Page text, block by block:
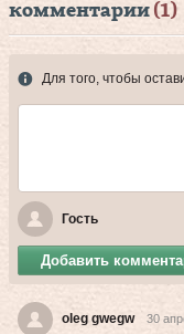
комментарии (1)
Для того, чтобы
Гость
Добавить
oleg gwegw 30